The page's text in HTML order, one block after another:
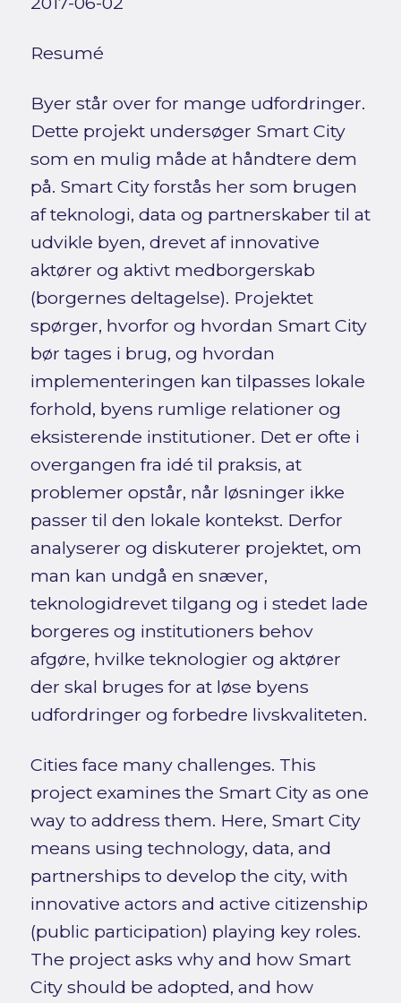
Resumé
Byer står over for mange udfordringer.
Dette projekt undersøger Smart City
som en mulig måde at håndtere dem
på. Smart City forstås her som brugen
af teknologi, data og partnerskaber til at
udvikle byen, drevet af innovative
aktører og aktivt medborgerskab
(borgernes deltagelse). Projektet
spørger, hvorfor og hvordan Smart City
bør tages i brug, og hvordan
implementeringen kan tilpasses lokale
forhold, byens rumlige relationer og
eksisterende institutioner. Det er ofte i
overgangen fra idé til praksis, at
problemer opstår, når løsninger ikke
passer til den lokale kontekst. Derfor
analyserer og diskuterer projektet, om
man kan undgå en snæver,
teknologidrevet tilgang og i stedet lade
borgeres og institutioners behov
afgøre, hvilke teknologier og aktører
der skal bruges for at løse byens
udfordringer og forbedre livskvaliteten.
Cities face many challenges. This
project examines the Smart City as one
way to address them. Here, Smart City
means using technology, data, and
partnerships to develop the city, with
innovative actors and active citizenship
(public participation) playing key roles.
The project asks why and how Smart
City should be adopted, and how